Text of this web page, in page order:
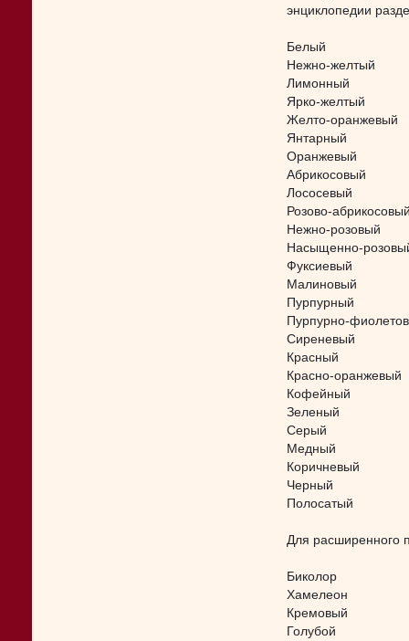
энциклопедии
Белый
Нежно-желтый
Лимонный
Ярко-желтый
Желто-оранжевый
Янтарный
Оранжевый
Абрикосовый
Лососевый
Розово-
Нежно-розовый
Насыщенно-
Фуксиевый
Малиновый
Пурпурный
Пурпурно-
Сиреневый
Красный
Красно-оранжевый
Кофейный
Зеленый
Серый
Медный
Коричневый
Черный
Полосатый
Для расширенного
Биколор
Хамелеон
Кремовый
Голубой